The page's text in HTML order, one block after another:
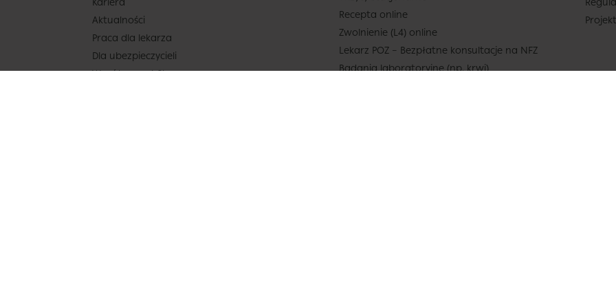
Kariera
Aktualności
Praca dla lekarza
Dla ubezpieczycieli
Współpraca b2b
Recepta online
Zwolnienie (L4) online
Lekarz POZ – Bezpłatne konsultacje na NFZ
Badania laboratoryjne (np. krwi)